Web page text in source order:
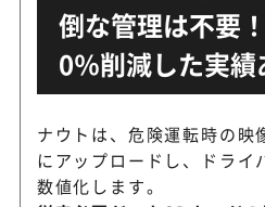
倒な管理は不要
0％削減した実績
ナウトは、危険運転時の映
にアップロードし、ドライ
数値化します。